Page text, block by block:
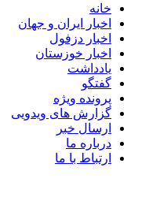
خانه
اخبار ایران و جهان
اخبار دزفول
اخبار خوزستان
یادداشت
گفتگو
پرونده ویژه
گزارش های ویدویی
ارسال خبر
درباره ما
ارتباط با ما